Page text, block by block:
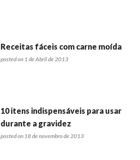
Receitas fáceis com carne moída
posted on 1 de Abril de 2013
10 itens indispensáveis para usar
durante a gravidez
posted on 18 de novembro de 2013